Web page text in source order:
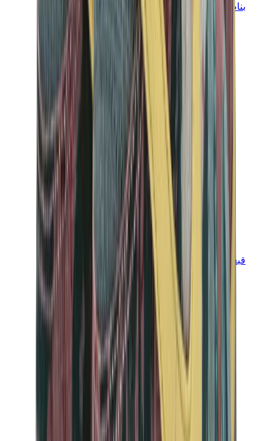
بناطيل وجوغرز وشورتات
بناطيل كروم هارتس
بناطيل وجوغرز وشورتات
قبعات وكاب
كاب كروم هارتس
قبعات وكاب